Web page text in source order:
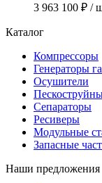
3 963 100 ₽ /
Каталог
Компрессоры
Генераторы
Осушители
Сепараторы
Ресиверы
Модульные
Запасные
Наши предложения